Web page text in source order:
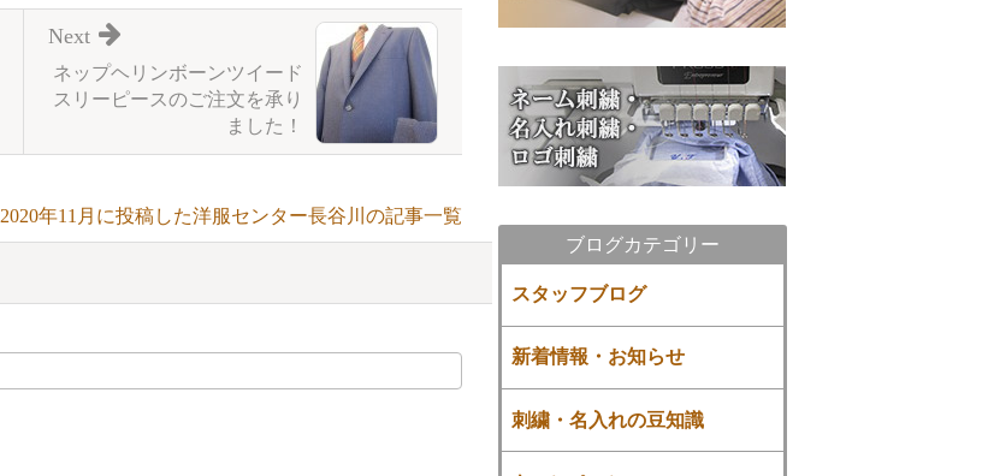
ネップヘリンボーンツイード
スリーピースのご注文を承り
ました！
Next
2020年11月に投稿した洋服センター長谷川の記事一覧
ブログカテゴリー
スタッフブログ
新着情報・お知らせ
刺繍・名入れの豆知識